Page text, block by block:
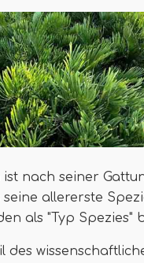
ist nach seiner
seine allererste
als "Typ Spezies"
des